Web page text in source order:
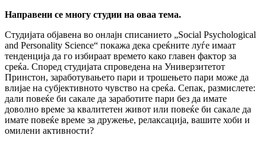
Направени се многу студии на оваа тема.
Студијата објавена во онлајн списанието „Social Psychological
and Personality Science“ покажа дека среќните луѓе имаат
тенденција да го избираат времето како главен фактор за
среќа. Според студијата спроведена на Универзитетот
Принстон, заработувањето пари и трошењето пари може да
влијае на субјективното чувство на среќа. Сепак, размислете:
дали повеќе би сакале да заработите пари без да имате
доволно време за квалитетен живот или повеќе би сакале да
имате повеќе време за дружење, релаксација, вашите хоби и
омилени активности?